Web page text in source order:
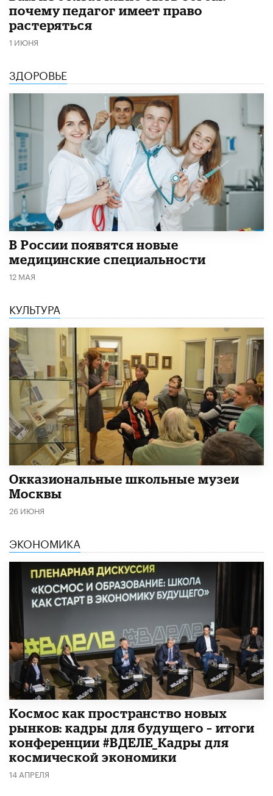
почему педагог имеет право
растеряться
1 ИЮНЯ
ЗДОРОВЬЕ
В России появятся новые
медицинские специальности
12 МАЯ
КУЛЬТУРА
​Окказиональные школьные музеи
Москвы
26 ИЮНЯ
ЭКОНОМИКА
Космос как пространство новых
рынков: кадры для будущего – итоги
конференции #ВДЕЛЕ_Кадры для
космической экономики
14 АПРЕЛЯ